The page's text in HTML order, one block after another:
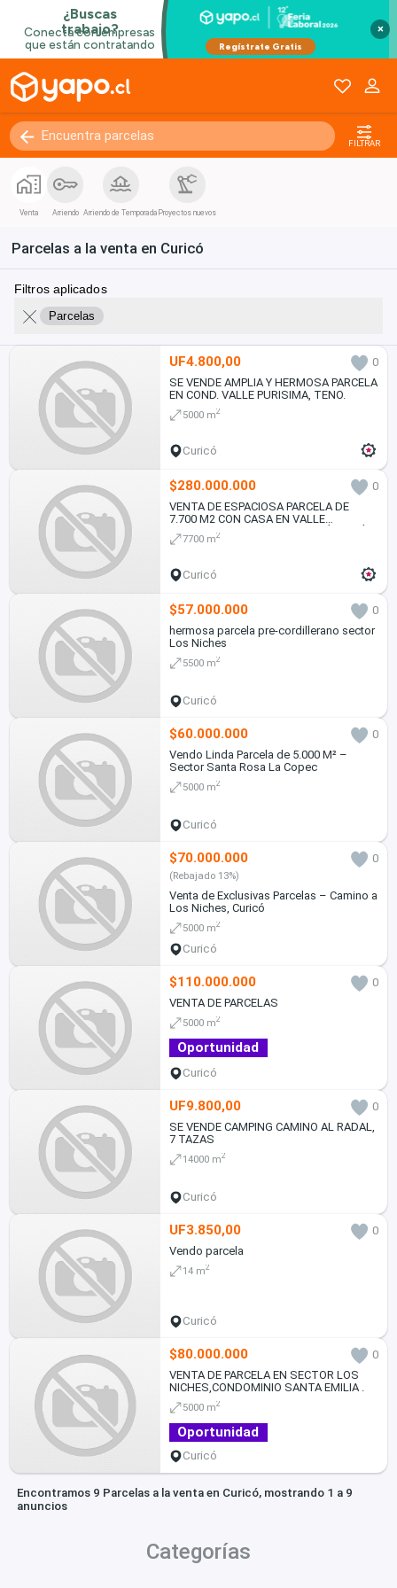
×
FILTRAR
Venta Arriendo Arriendo de Temporada Proyectos nuevos
Parcelas a la venta en Curicó
Filtros aplicados
Parcelas
UF4.800,00
0
SE VENDE AMPLIA Y HERMOSA PARCELA
EN COND. VALLE PURISIMA, TENO.
5000 m2
Curicó
$280.000.000
0
VENTA DE ESPACIOSA PARCELA DE
7.700 M2 CON CASA EN VALLE
TRANQUILO, ZAPALLAR CURICÓ REGIÓN
DEL MAULE
7700 m2
Curicó
$57.000.000
0
hermosa parcela pre-cordillerano sector
Los Niches
5500 m2
Curicó
$60.000.000
0
Vendo Linda Parcela de 5.000 M² –
Sector Santa Rosa La Copec
5000 m2
Curicó
$70.000.000 0
(Rebajado 13%)
Venta de Exclusivas Parcelas – Camino a
Los Niches, Curicó
5000 m2
Curicó
$110.000.000
0
VENTA DE PARCELAS
5000 m2
Oportunidad
Curicó
UF9.800,00
0
SE VENDE CAMPING CAMINO AL RADAL,
7 TAZAS
14000 m2
Curicó
UF3.850,00
0
Vendo parcela
14 m2
Curicó
$80.000.000
0
VENTA DE PARCELA EN SECTOR LOS
NICHES,CONDOMINIO SANTA EMILIA .
5000 m2
Oportunidad
Curicó
Encontramos 9 Parcelas a la venta en Curicó, mostrando 1 a 9
anuncios
Categorías